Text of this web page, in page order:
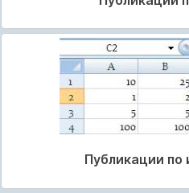
Публикации по